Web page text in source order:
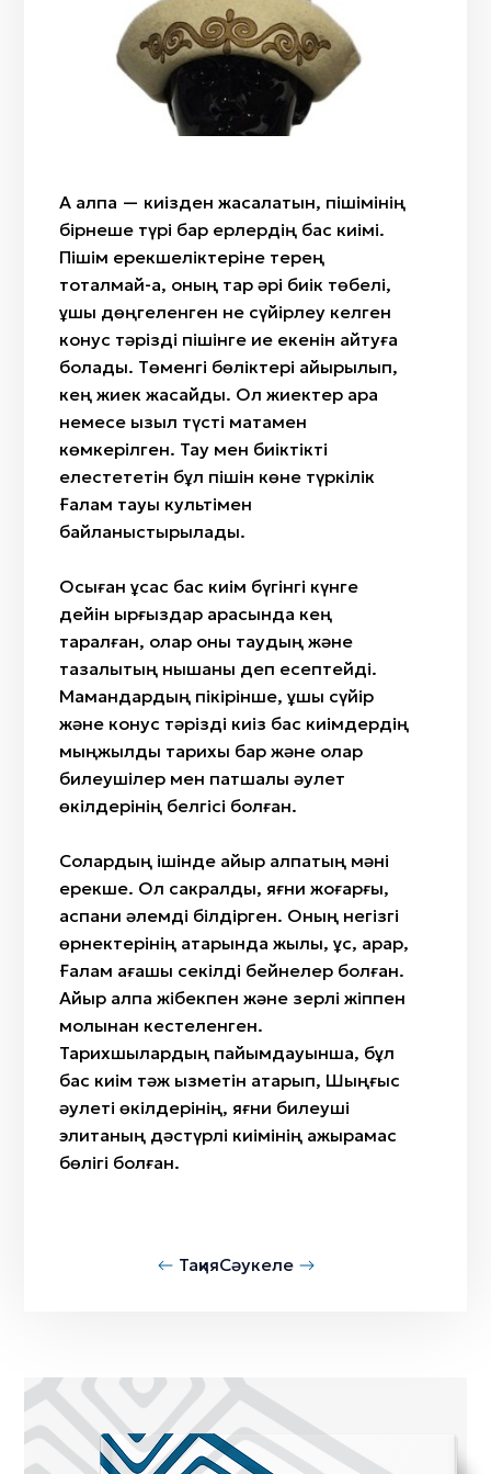
«Ит құйрық»
«Өткiзбе»/«Өркен»
«Түйетабан»/«Өркеш»/«Ботамойын»/«Ботакөз»
«Гүл»/«Қызғалдақ»/«Райхангүл»
«Өрмекші»/«Алақұрт»
«Жылан»/«Жыланбас»/«Жыланбауыр»
Жылан бас
Саз
Киіз
Айтыс
Сыбызғы
Сазсырнай
Ақ қалпақ — киізден жасалатын, пішімінің
бірнеше түрі бар ерлердің бас киімі.
Пішім ерекшеліктеріне терең
тоқталмай-ақ, оның тар әрі биік төбелі,
ұшы дөңгеленген не сүйірлеу келген
конус тәрізді пішінге ие екенін айтуға
болады. Төменгі бөліктері қайырылып,
кең жиек жасайды. Ол жиектер қара
немесе қызыл түсті матамен
көмкерілген. Тау мен биіктікті
елестететін бұл пішін көне түркілік
Ғалам тауы культімен
байланыстырылады.
Осыған ұқсас бас киім бүгінгі күнге
дейін қырғыздар арасында кең
таралған, олар оны таудың және
тазалықтың нышаны деп есептейді.
Мамандардың пікірінше, ұшы сүйір
және конус тәрізді киіз бас киімдердің
мыңжылдық тарихы бар және олар
билеушілер мен патшалық әулет
өкілдерінің белгісі болған.
Солардың ішінде айыр қалпақтың мәні
ерекше. Ол сакралды, яғни жоғарғы,
аспани әлемді білдірген. Оның негізгі
өрнектерінің қатарында жылқы, құс, арқар,
Ғалам ағашы секілді бейнелер болған.
Айыр қалпақ жібекпен және зерлі жіппен
молынан кестеленген.
Тарихшылардың пайымдауынша, бұл
бас киім тәж қызметін атқарып, Шыңғыс
әулеті өкілдерінің, яғни билеуші
элитаның дәстүрлі киімінің ажырамас
бөлігі болған.
ТақияСәукеле